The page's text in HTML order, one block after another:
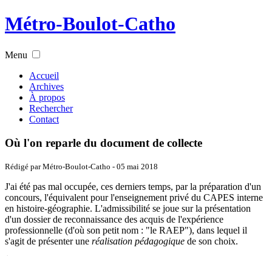
Métro-Boulot-Catho
Menu
Accueil
Archives
À propos
Rechercher
Contact
Où l'on reparle du document de collecte
Rédigé par Métro-Boulot-Catho - 05 mai 2018
J'ai été pas mal occupée, ces derniers temps, par la préparation d'un
concours, l'équivalent pour l'enseignement privé du CAPES interne
en histoire-géographie. L'admissibilité se joue sur la présentation
d'un dossier de reconnaissance des acquis de l'expérience
professionnelle (d'où son petit nom : "le RAEP"), dans lequel il
s'agit de présenter une réalisation pédagogique de son choix.